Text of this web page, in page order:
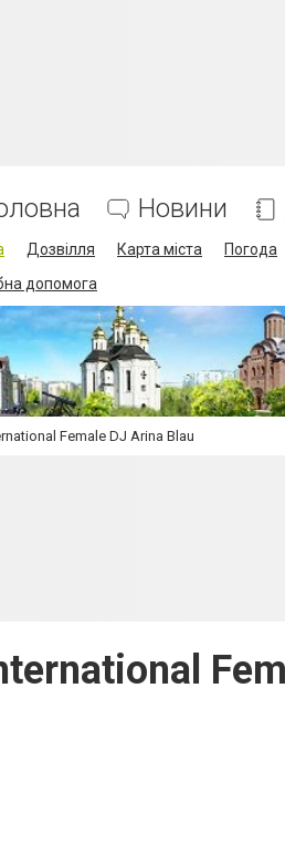
Новини
Дозвілля Карта міста Погода
допомога
Female DJ Arina Blau